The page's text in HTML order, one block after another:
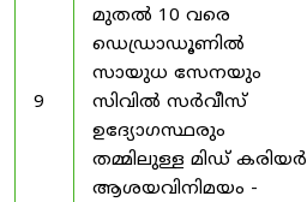
9
മുതൽ 10 വരെ
ഡെഡ്രാഡൂണിൽ
സായുധ സേനയും
സിവിൽ സർവീസ്
ഉദ്യോഗസ്ഥരും
തമ്മിലുള്ള മിഡ് കരിയർ
ആശയവിനിമയം -